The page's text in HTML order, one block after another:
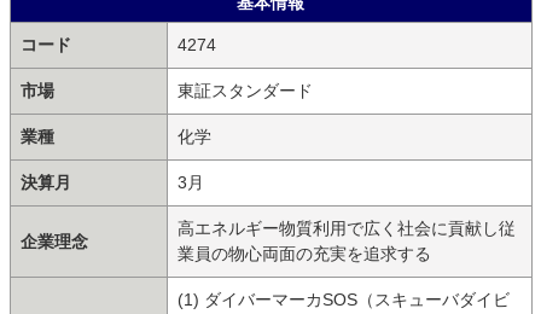
コード 4274
市場 東証スタンダード
業種 化学
決算月 3月
企業理念
高エネルギー物質利用で広く社会に貢献し従
業員の物心両面の充実を追求する
(1) ダイバーマーカSOS（スキューバダイビ